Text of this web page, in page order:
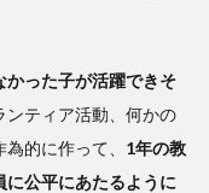
かった子が活躍できそ
ンティア活動、何かの
的に作って、 1年の教
公平にあたるように